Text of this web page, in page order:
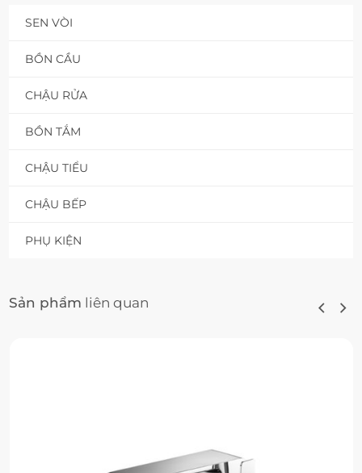
SEN VÒI
BỒN CẦU
CHẬU RỬA
BỒN TẮM
CHẬU TIỂU
CHẬU BẾP
PHỤ KIỆN
Sản phẩm liên quan